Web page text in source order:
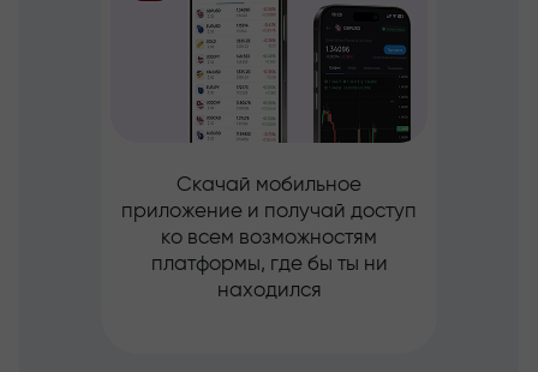
Скачай мобильное
приложение и получай доступ
ко всем возможностям
платформы, где бы ты ни
находился